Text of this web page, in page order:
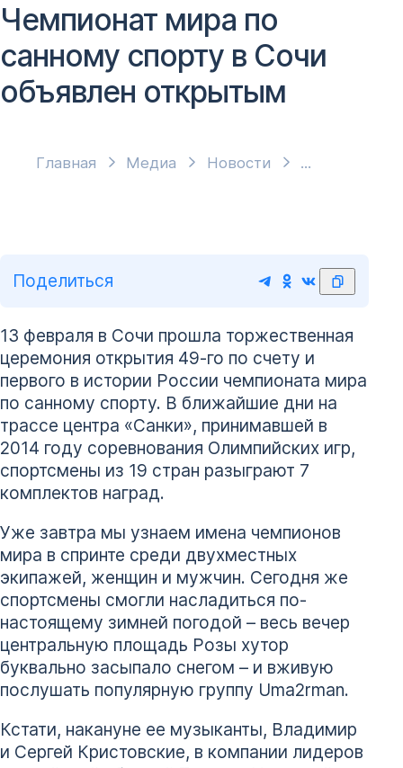
Главная Медиа Новости
Чемпионат мира по
санному спорту в Сочи
объявлен открытым
Поделиться
13 февраля в Сочи прошла торжественная
церемония открытия 49-го по счету и
первого в истории России чемпионата мира
по санному спорту. В ближайшие дни на
трассе центра «Санки», принимавшей в
2014 году соревнования Олимпийских игр,
спортсмены из 19 стран разыграют 7
комплектов наград.
Уже завтра мы узнаем имена чемпионов
мира в спринте среди двухместных
экипажей, женщин и мужчин. Сегодня же
спортсмены смогли насладиться по-
настоящему зимней погодой – весь вечер
центральную площадь Розы хутор
буквально засыпало снегом – и вживую
послушать популярную группу Uma2rman.
Кстати, накануне ее музыканты, Владимир
и Сергей Кристовские, в компании лидеров